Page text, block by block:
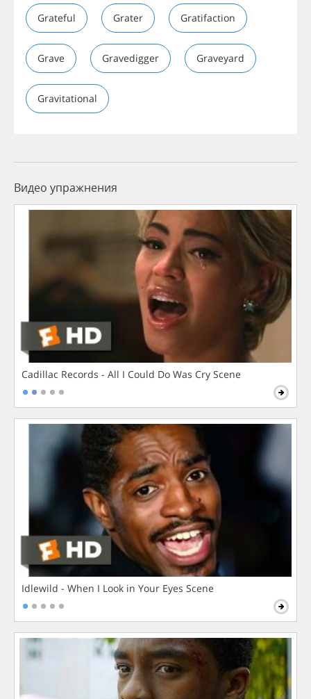
Grateful Grater Gratifaction
Grave Gravedigger Graveyard
Gravitational
Видео упражнения
Cadillac Records - All I Could Do Was Cry Scene
Idlewild - When I Look in Your Eyes Scene